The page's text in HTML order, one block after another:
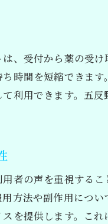
仕事帰り
処方箋受
時間を無
健康管理に役
専門家が
健康管理
、受付から薬の受
時間を短縮できま
利用できます。五
者の声を重視する
方法や副作用につ
を提供します。こ